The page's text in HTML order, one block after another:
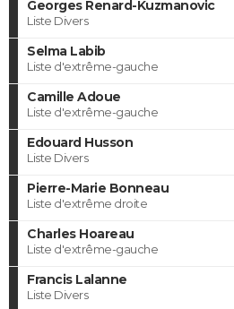
Georges Renard-Kuzmanovic
Liste Divers
Selma Labib
Liste d'extrême-gauche
Camille Adoue
Liste d'extrême-gauche
Edouard Husson
Liste Divers
Pierre-Marie Bonneau
Liste d'extrême droite
Charles Hoareau
Liste d'extrême-gauche
Francis Lalanne
Liste Divers